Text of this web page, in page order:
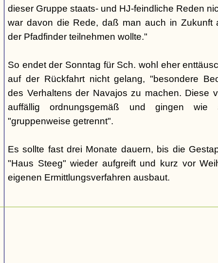
dieser Gruppe staats- und HJ-feindliche Reden
war davon die Rede, daß man auch in Zukunft
der Pfadfinder teilnehmen wollte."
So endet der Sonntag für Sch. wohl eher
auf der Rückfahrt nicht gelang, "besondere
des Verhaltens der Navajos zu machen. Diese
auffällig ordnungsgemäß und gingen wie
"gruppenweise getrennt".
Es sollte fast drei Monate dauern, bis die
"Haus Steeg" wieder aufgreift und kurz vor
eigenen Ermittlungsverfahren ausbaut.